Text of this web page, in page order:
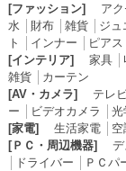
[ファッション] ア
水
財布│ 雑貨│ ジュ
ト
インナー
ピアス
[インテリア]
家具│
雑貨│ カーテン
[AV・カメラ]
テレ
ー
ビデオカメラ
光
[家電]
生活家電│
[ＰＣ・周辺機器]
ドライバー
ＰＣパ